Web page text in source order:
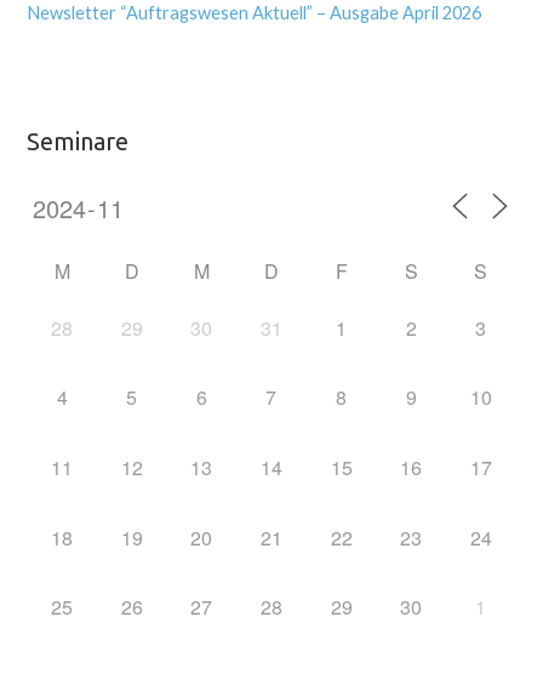
Newsletter “Auftragswesen Aktuell” – Ausgabe April 2026
Seminare
M D M D F S S
28 29 30 31 1 2 3
4 5 6 7 8 9 10
11 12 13 14 15 16 17
18 19 20 21 22 23 24
25 26 27 28 29 30 1